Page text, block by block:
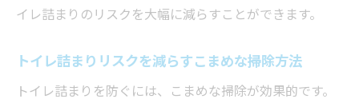
イレ詰まりのリスクを大幅に減らすことができます。
トイレ詰まりリスクを減らすこまめな掃除方法
トイレ詰まりを防ぐには、こまめな掃除が効果的です。